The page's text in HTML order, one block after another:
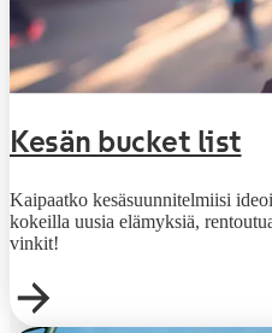
Kesän bucket list
Kaipaatko kesäsuunnitelmiisi
kokeilla uusia elämyksiä,
vinkit!